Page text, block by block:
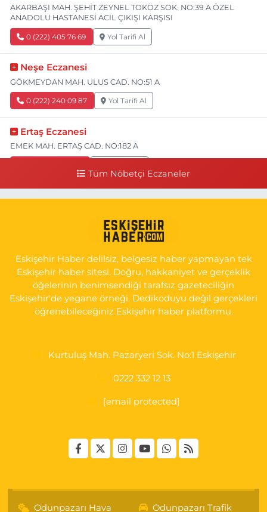
AKARBAŞI MAH. ŞEHİT ZEYNEL TOKÖZ SOK. NO:39 A ÖZEL
ANADOLU HASTANESİ ACİL ÇIKIŞI KARŞISI
0 (222) 405 76 69 Yol Tarifi Al
Neşe Eczanesi
GÖKMEYDAN MAH. ULUS CAD. NO:51 A
0 (222) 240 09 87 Yol Tarifi Al
Ertaş Eczanesi
EMEK MAH. ERTAŞ CAD. NO:182 A
YAN SOKAĞI POLİKLİNİK KAPISI TAM KARŞISI I
Yol Tarifi Al
Tüm Nöbetçi Eczaneler
Eskişehir Haber delilsiz, belgesiz haber yapmayan tek
Eskişehir haber sitesi. Doğru, hakkaniyet ve gerçeklik
öğelerinin benimsendiği tarafsız gazeteciliğin
Eskişehir'de yegane örneği. Dedikoduyu değil gerçekleri
öğrenebileceğiniz Eskişehir haber platformu.
Kurtuluş Mah. Pazaryeri Sok. No:1 Eskişehir
0222 332 12 13
[email protected]
Odunpazarı Hava Odunpazarı Trafik